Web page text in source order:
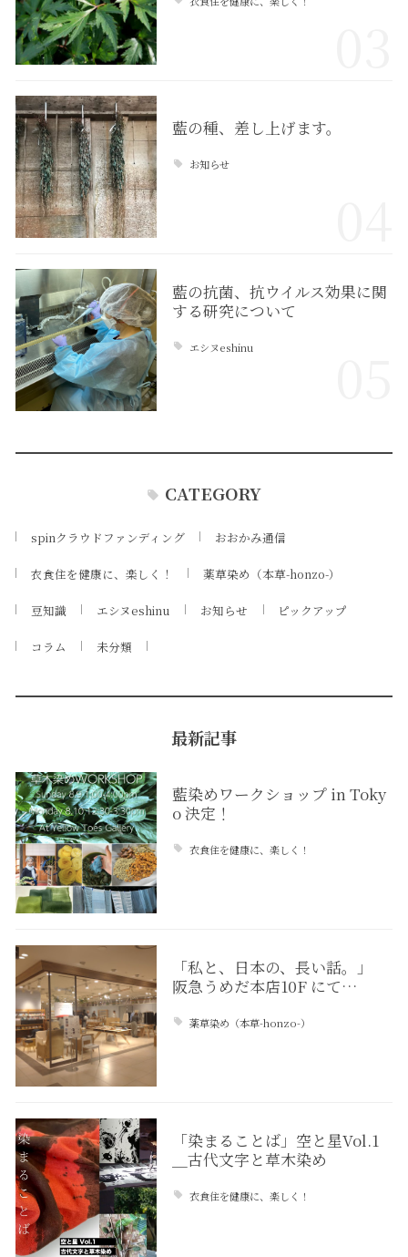
藍の種、差し上げます。
お知らせ
藍の抗菌、抗ウイルス効果に関
する研究について
エシヌeshinu
CATEGORY
spinクラウドファンディング おおかみ通信
衣食住を健康に、楽しく！ 薬草染め（本草-honzo-）
豆知識 エシヌeshinu お知らせ ピックアップ
コラム 未分類
最新記事
藍染めワークショップ in Toky
o 決定！
衣食住を健康に、楽しく！
「私と、日本の、長い話。」
阪急うめだ本店10F にて…
薬草染め（本草-honzo-）
「染まることば」空と星Vol.1
＿古代文字と草木染め
衣食住を健康に、楽しく！